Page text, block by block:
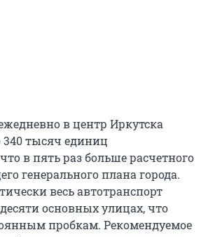
в центр Иркутска
340 тысяч единиц
в пять раз больше расчетного
генерального плана города.
весь автотранспорт
основных улицах, что
пробкам. Рекомендуемое